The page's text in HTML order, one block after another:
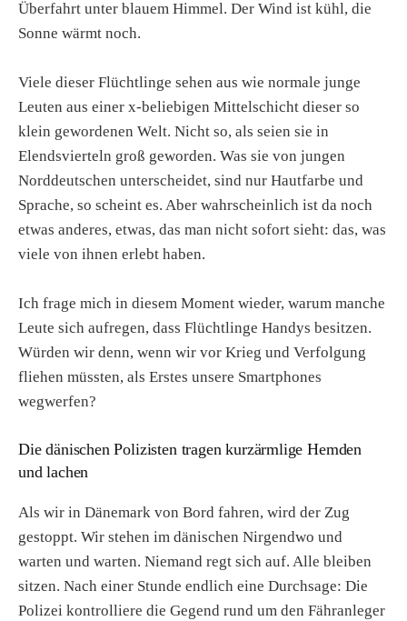
Überfahrt unter blauem Himmel. Der Wind ist kühl, die
Sonne wärmt noch.
Viele dieser Flüchtlinge sehen aus wie normale junge
Leuten aus einer x-beliebigen Mittelschicht dieser so
klein gewordenen Welt. Nicht so, als seien sie in
Elendsvierteln groß geworden. Was sie von jungen
Norddeutschen unterscheidet, sind nur Hautfarbe und
Sprache, so scheint es. Aber wahrscheinlich ist da noch
etwas anderes, etwas, das man nicht sofort sieht: das, was
viele von ihnen erlebt haben.
Ich frage mich in diesem Moment wieder, warum manche
Leute sich aufregen, dass Flüchtlinge Handys besitzen.
Würden wir denn, wenn wir vor Krieg und Verfolgung
fliehen müssten, als Erstes unsere Smartphones
wegwerfen?
Die dänischen Polizisten tragen kurzärmlige Hemden
und lachen
Als wir in Dänemark von Bord fahren, wird der Zug
gestoppt. Wir stehen im dänischen Nirgendwo und
warten und warten. Niemand regt sich auf. Alle bleiben
sitzen. Nach einer Stunde endlich eine Durchsage: Die
Polizei kon­trolliere die Gegend rund um den Fähranleger